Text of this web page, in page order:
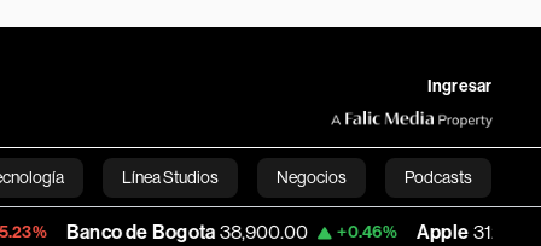
Ingresar
Línea Studios Negocios Podcasts
English
de Bogota 38,900.00 +0.46% Apple 312.53 +0.51%